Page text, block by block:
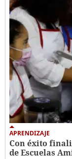
APRENDIZAJE
Con éxito
de Escuelas